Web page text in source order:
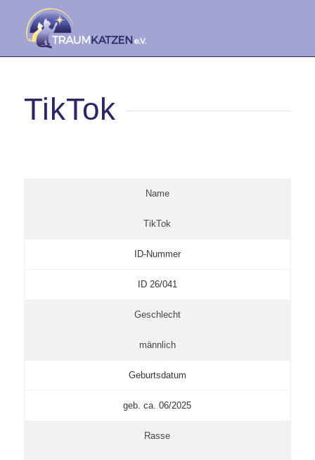
TikTok
Name
TikTok
ID-Nummer
ID 26/041
Geschlecht
männlich
Geburtsdatum
geb. ca. 06/2025
Rasse